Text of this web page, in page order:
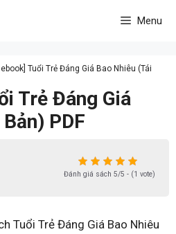
Menu
ebook] Tuổi Trẻ Đáng Giá Bao Nhiêu (Tái
Trẻ Đáng Giá
PDF
Đánh giá sách 5/5 - (1 vote)
Tuổi Trẻ Đáng Giá Bao Nhiêu